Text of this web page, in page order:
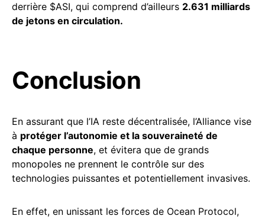
derrière $ASI, qui comprend d’ailleurs 2.631 milliards
de jetons en circulation.
Conclusion
En assurant que l’IA reste décentralisée, l’Alliance vise
à protéger l’autonomie et la souveraineté de
chaque personne, et évitera que de grands
monopoles ne prennent le contrôle sur des
technologies puissantes et potentiellement invasives.
En effet, en unissant les forces de Ocean Protocol,